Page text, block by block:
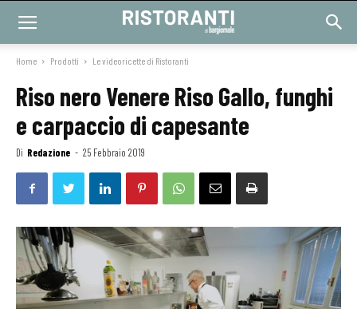
Home Prodotti Le videoricette di Ristoranti
Riso nero Venere Riso Gallo, funghi
e carpaccio di capesante
Di Redazione - 25 Febbraio 2019